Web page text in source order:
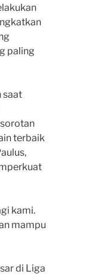
paling
saat
terbaik
kami.
mampu
di Liga